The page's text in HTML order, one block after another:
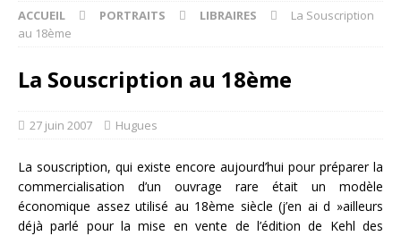
ACCUEIL PORTRAITS LIBRAIRES
La Souscription
au 18ème
La Souscription au 18ème
27 juin 2007 Hugues
La souscription, qui existe encore aujourd’hui pour préparer la
commercialisation d’un ouvrage rare était un modèle
économique assez utilisé au 18ème siècle (j’en ai d »ailleurs
déjà parlé pour la mise en vente de l’édition de Kehl des